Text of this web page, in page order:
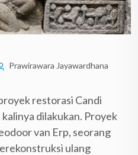
Prawirawara Jayawardhana
restorasi Candi
dilakukan. Proyek
van Erp, seorang
ulang